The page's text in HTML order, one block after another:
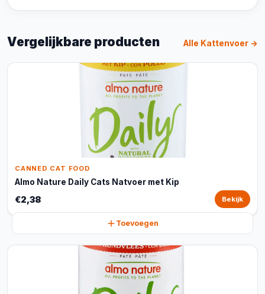
Vergelijkbare producten Alle Kattenvoer →
CANNED CAT FOOD
Almo Nature Daily Cats Natvoer met Kip
€2,38 Bekijk
Toevoegen